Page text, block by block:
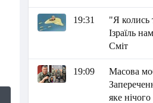
19:31
"Я колись
Ізраїль
Сміт
19:09
Масова
яке